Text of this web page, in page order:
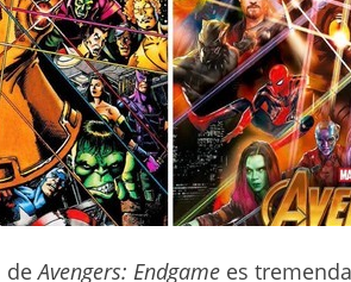
deAvengers: Endgame es